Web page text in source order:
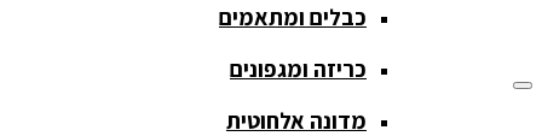
כבלים ומתאמים
כריזה ומגפונים
מדונה אלחוטית